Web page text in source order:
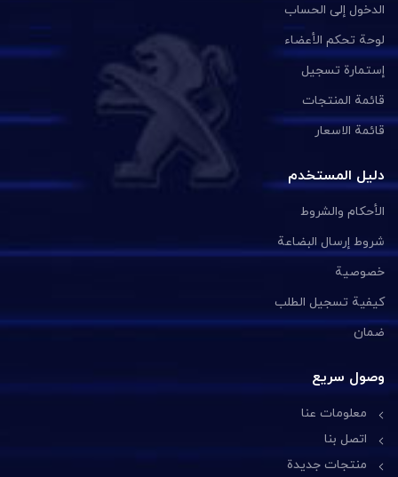
الدخول إلى الحساب
لوحة تحكم الأعضاء
إستمارة تسجيل
قائمة المنتجات
قائمة الاسعار
دليل المستخدم
الأحكام والشروط
شروط إرسال البضاعة
خصوصية
كيفية تسجيل الطلب
ضمان
وصول سريع
معلومات عنا
اتصل بنا
منتجات جديدة